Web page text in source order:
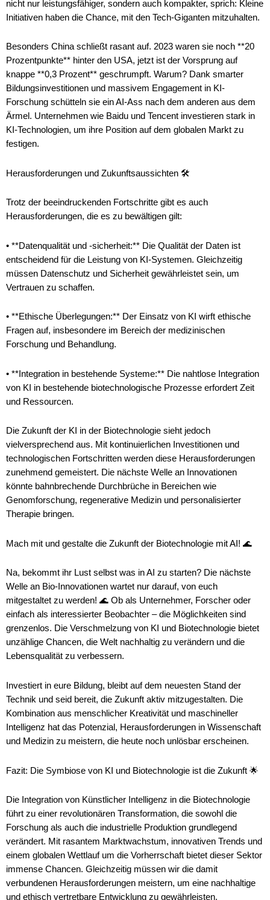
nicht nur leistungsfähiger, sondern auch kompakter, sprich: Kleine
Initiativen haben die Chance, mit den Tech-Giganten mitzuhalten.
Besonders China schließt rasant auf. 2023 waren sie noch **20
Prozentpunkte** hinter den USA, jetzt ist der Vorsprung auf
knappe **0,3 Prozent** geschrumpft. Warum? Dank smarter
Bildungsinvestitionen und massivem Engagement in KI-
Forschung schütteln sie ein AI-Ass nach dem anderen aus dem
Ärmel. Unternehmen wie Baidu und Tencent investieren stark in
KI-Technologien, um ihre Position auf dem globalen Markt zu
festigen.
Herausforderungen und Zukunftsaussichten 🛠️
Trotz der beeindruckenden Fortschritte gibt es auch
Herausforderungen, die es zu bewältigen gilt:
• **Datenqualität und -sicherheit:** Die Qualität der Daten ist
entscheidend für die Leistung von KI-Systemen. Gleichzeitig
müssen Datenschutz und Sicherheit gewährleistet sein, um
Vertrauen zu schaffen.
• **Ethische Überlegungen:** Der Einsatz von KI wirft ethische
Fragen auf, insbesondere im Bereich der medizinischen
Forschung und Behandlung.
• **Integration in bestehende Systeme:** Die nahtlose Integration
von KI in bestehende biotechnologische Prozesse erfordert Zeit
und Ressourcen.
Die Zukunft der KI in der Biotechnologie sieht jedoch
vielversprechend aus. Mit kontinuierlichen Investitionen und
technologischen Fortschritten werden diese Herausforderungen
zunehmend gemeistert. Die nächste Welle an Innovationen
könnte bahnbrechende Durchbrüche in Bereichen wie
Genomforschung, regenerative Medizin und personalisierter
Therapie bringen.
Mach mit und gestalte die Zukunft der Biotechnologie mit AI! 🌊
Na, bekommt ihr Lust selbst was in AI zu starten? Die nächste
Welle an Bio-Innovationen wartet nur darauf, von euch
mitgestaltet zu werden! 🌊 Ob als Unternehmer, Forscher oder
einfach als interessierter Beobachter – die Möglichkeiten sind
grenzenlos. Die Verschmelzung von KI und Biotechnologie bietet
unzählige Chancen, die Welt nachhaltig zu verändern und die
Lebensqualität zu verbessern.
Investiert in eure Bildung, bleibt auf dem neuesten Stand der
Technik und seid bereit, die Zukunft aktiv mitzugestalten. Die
Kombination aus menschlicher Kreativität und maschineller
Intelligenz hat das Potenzial, Herausforderungen in Wissenschaft
und Medizin zu meistern, die heute noch unlösbar erscheinen.
Fazit: Die Symbiose von KI und Biotechnologie ist die Zukunft 🌟
Die Integration von Künstlicher Intelligenz in die Biotechnologie
führt zu einer revolutionären Transformation, die sowohl die
Forschung als auch die industrielle Produktion grundlegend
verändert. Mit rasantem Marktwachstum, innovativen Trends und
einem globalen Wettlauf um die Vorherrschaft bietet dieser Sektor
immense Chancen. Gleichzeitig müssen wir die damit
verbundenen Herausforderungen meistern, um eine nachhaltige
und ethisch vertretbare Entwicklung zu gewährleisten.